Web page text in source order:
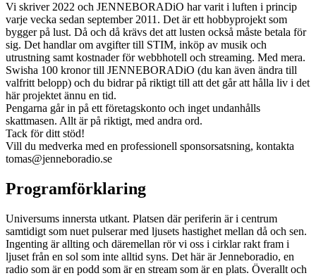
Vi skriver 2022 och JENNEBORADiO har varit i luften i princip
varje vecka sedan september 2011. Det är ett hobbyprojekt som
bygger på lust. Då och då krävs det att lusten också måste betala för
sig. Det handlar om avgifter till STIM, inköp av musik och
utrustning samt kostnader för webbhotell och streaming. Med mera.
Swisha 100 kronor till JENNEBORADiO (du kan även ändra till
valfritt belopp) och du bidrar på riktigt till att det går att hålla liv i det
här projektet ännu en tid.
Pengarna går in på ett företagskonto och inget undanhålls
skattmasen. Allt är på riktigt, med andra ord.
Tack för ditt stöd!
Vill du medverka med en professionell sponsorsatsning, kontakta
tomas@jenneboradio.se
Programförklaring
Universums innersta utkant. Platsen där periferin är i centrum
samtidigt som nuet pulserar med ljusets hastighet mellan då och sen.
Ingenting är allting och däremellan rör vi oss i cirklar rakt fram i
ljuset från en sol som inte alltid syns. Det här är Jenneboradio, en
radio som är en podd som är en stream som är en plats. Överallt och